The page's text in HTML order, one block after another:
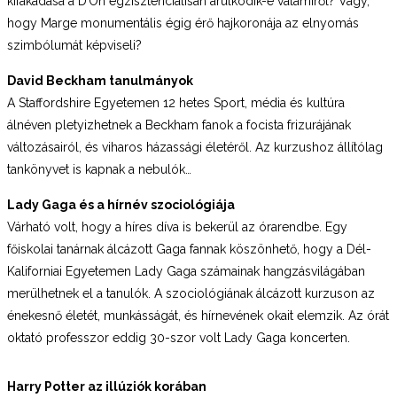
hogy Marge monumentális égig érő hajkoronája az elnyomás
szimbólumát képviseli?
David Beckham tanulmányok
A Staffordshire Egyetemen 12 hetes Sport, média és kultúra
álnéven pletyizhetnek a Beckham fanok a focista frizurájának
változásairól, és viharos házassági életéről. Az kurzushoz állítólag
tankönyvet is kapnak a nebulók…
Lady Gaga és a hírnév szociológiája
Várható volt, hogy a híres díva is bekerül az órarendbe. Egy
főiskolai tanárnak álcázott Gaga fannak köszönhető, hogy a Dél-
Kaliforniai Egyetemen Lady Gaga számainak hangzásvilágában
merülhetnek el a tanulók. A szociológiának álcázott kurzuson az
énekesnő életét, munkásságát, és hírnevének okait elemzik. Az órát
oktató professzor eddig 30-szor volt Lady Gaga koncerten.
Harry Potter az illúziók korában